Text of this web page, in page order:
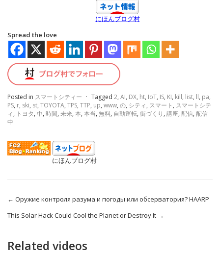
にほんブログ村
Spread the love
Posted in スマートシティー · Tagged 2, AI, DX, ht, IoT, IS, KI, kill, list, ll, pa,
PS, r, ski, st, TOYOTA, TPS, TTP, up, www, の, シティ, スマート , スマートシテ
ィ, トヨタ, 中, 時間, 未来, 本, 本当, 無料, 自動運転, 街づくり , 講座, 配信, 配信
中
にほんブログ村
← Оружие контроля разума и погоды или обсерватория? HAARP
This Solar Hack Could Cool the Planet or Destroy It →
Related videos